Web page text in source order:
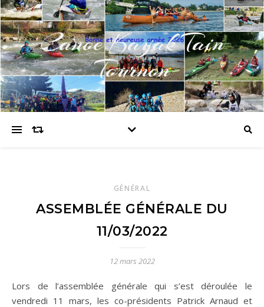
Canoe Kayak Tain
Tournon
GÉNÉRAL
ASSEMBLÉE GÉNÉRALE DU
11/03/2022
12 mars 2022
Lors de l’assemblée générale qui s’est déroulée le
vendredi 11 mars, les co-présidents Patrick Arnaud et